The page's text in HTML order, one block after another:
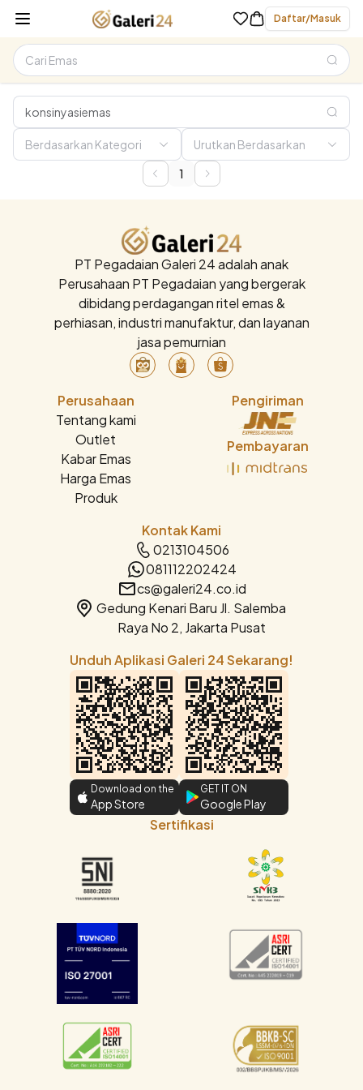
Daftar/Masuk
1
PT Pegadaian Galeri 24 adalah anak
Perusahaan PT Pegadaian yang bergerak
dibidang perdagangan ritel emas &
perhiasan, industri manufaktur, dan layanan
jasa pemurnian
Perusahaan
Tentang kami
Outlet
Kabar Emas
Harga Emas
Produk
Pengiriman
Pembayaran
Kontak Kami
0213104506
081112202424
cs@galeri24.co.id
Gedung Kenari Baru Jl. Salemba
Raya No 2, Jakarta Pusat
Unduh Aplikasi Galeri 24 Sekarang!
Download on the
App Store
GET IT ON
Google Play
Sertifikasi